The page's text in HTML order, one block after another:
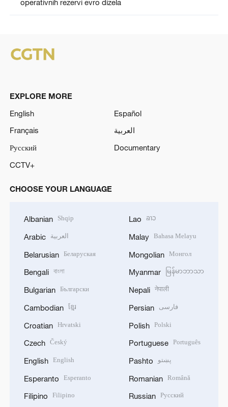
EXPLORE MORE
English
Español
Français
العربية
Русский
Documentary
CCTV+
CHOOSE YOUR LANGUAGE
Albanian Shqip
Arabic العربية
Belarusian Беларуская
Bengali বাংলা
Bulgarian Български
Cambodian ខ្មែរ
Croatian Hrvatski
Czech Český
English English
Esperanto Esperanto
Filipino Filipino
Lao ລາວ
Malay Bahasa Melayu
Mongolian Монгол
Myanmar မြန်မာဘာသာ
Nepali नेपाली
Persian فارسی
Polish Polski
Portuguese Português
Pashto پښتو
Romanian Română
Russian Русский